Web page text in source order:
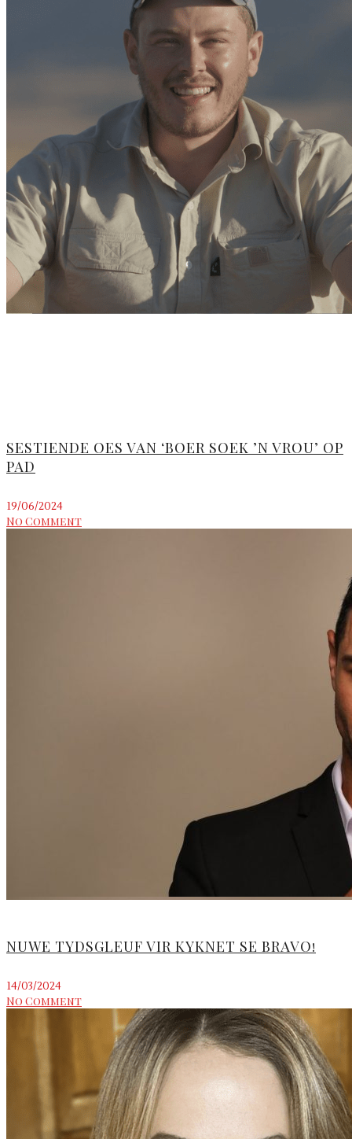
SESTIENDE OES VAN ‘BOER SOEK ’N VROU’ OP
PAD
19/06/2024
No Comment
NUWE TYDSGLEUF VIR KYKNET SE BRAVO!
14/03/2024
No Comment